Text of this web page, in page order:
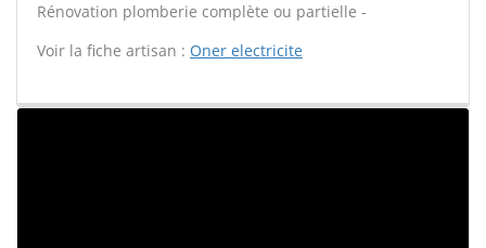
Rénovation plomberie complète ou partielle -
Voir la fiche artisan : Oner electricite